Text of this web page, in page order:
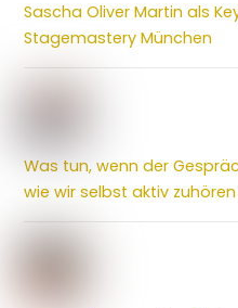
Sascha Oliver Martin als
Stagemastery München
Was tun, wenn der
wie wir selbst aktiv zuhören